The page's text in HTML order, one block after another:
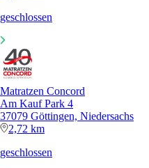
geschlossen
Matratzen Concord
Am Kauf Park 4
37079 Göttingen, Niedersachs
2,72 km
geschlossen